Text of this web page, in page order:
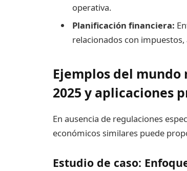
operativa.
Planificación financiera:
relacionados con
Ejemplos del
2025 y aplicaciones
En ausencia de regulaciones
económicos similares puede
Estudio de caso: